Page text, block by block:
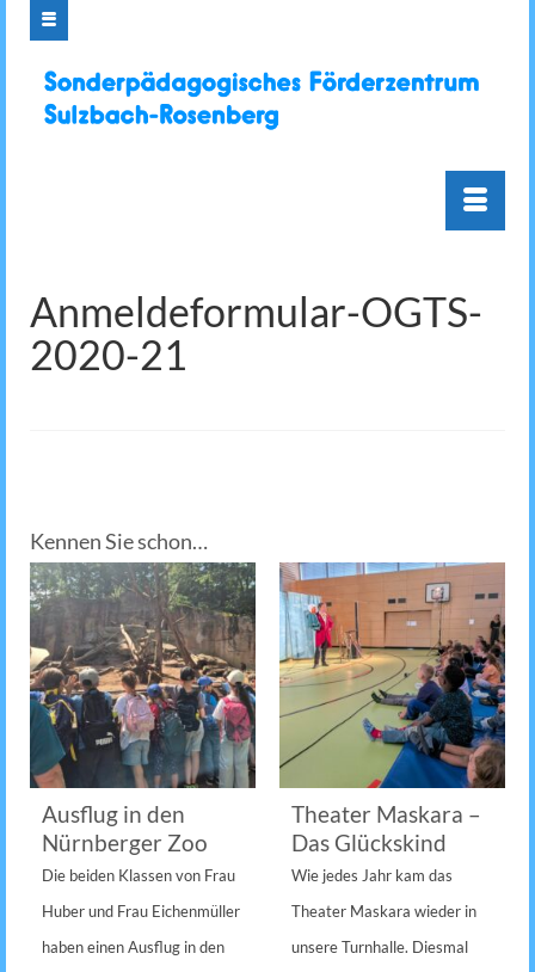
Anmeldeformular-OGTS-
2020-21
Kennen Sie schon…
Ausflug in den
Nürnberger Zoo
Die beiden Klassen von Frau
Huber und Frau Eichenmüller
haben einen Ausflug in den
Theater Maskara –
Das Glückskind
Wie jedes Jahr kam das
Theater Maskara wieder in
unsere Turnhalle. Diesmal